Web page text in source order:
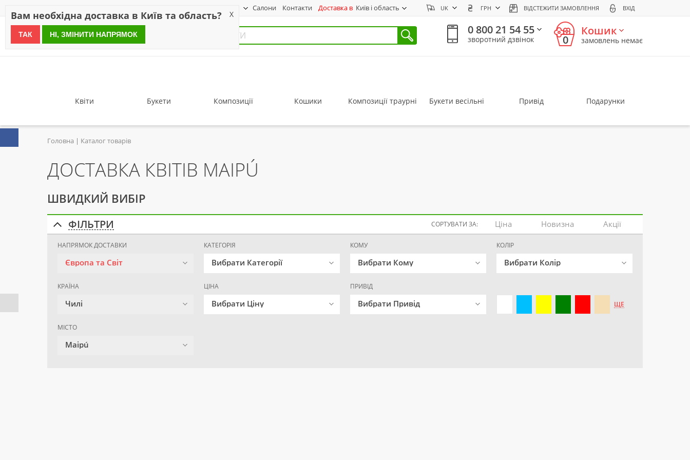
Салони Контакти Доставка в Київ і область UK ГРН ВІДСТЕЖИТИ ЗАМОВЛЕННЯ ВХІД
since 1999
0 800 21 54 55
зворотний дзвінок 0
Кошик
замовлень немає
Квіти Букети Композиції Кошики Композиції траурні Букети весільні Привід Подарунки
Головна Каталог товарів
ДОСТАВКА КВІТІВ MAIPÚ
ШВИДКИЙ ВИБІР
ФІЛЬТРИ СОРТУВАТИ ЗА: Ціна Новизна Акції
НАПРЯМОК ДОСТАВКИ
Європа та Світ
КАТЕГОРІЯ
Вибрати Категорії
КОМУ
Вибрати Кому
КОЛІР
Вибрати Колір
КРАЇНА
Чилі
МІСТО
Maipú
ЦІНА
Вибрати Ціну
ПРИВІД
Вибрати Привід ЩЕ
Вам необхідна доставка в Київ та область? X
ТАК НІ, ЗМІНИТИ НАПРЯМОК